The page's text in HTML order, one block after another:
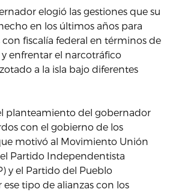
elogió las gestiones que su
en los últimos años para
fiscalía federal en términos de
enfrentar el narcotráfico
a la isla bajo diferentes
planteamiento del gobernador
con el gobierno de los
motivó al Movimiento Unión
Partido Independentista
y el Partido del Pueblo
tipo de alianzas con los